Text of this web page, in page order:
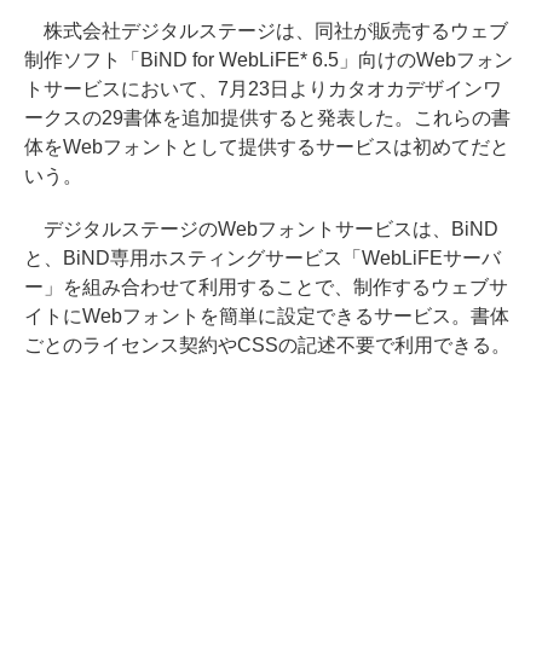
株式会社デジタルステージは、同社が販売するウェブ
制作ソフト「BiND for WebLiFE* 6.5」向けのWebフォン
トサービスにおいて、7月23日よりカタオカデザインワ
ークスの29書体を追加提供すると発表した。これらの書
体をWebフォントとして提供するサービスは初めてだと
いう。
デジタルステージのWebフォントサービスは、BiND
と、BiND専用ホスティングサービス「WebLiFEサーバ
ー」を組み合わせて利用することで、制作するウェブサ
イトにWebフォントを簡単に設定できるサービス。書体
ごとのライセンス契約やCSSの記述不要で利用できる。